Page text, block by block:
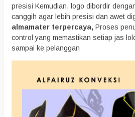
presisi Kemudian, logo dibordir
canggih agar lebih presisi dan awet
almamater terpercaya, Proses
control yang memastikan setiap jas
sampai ke pelanggan